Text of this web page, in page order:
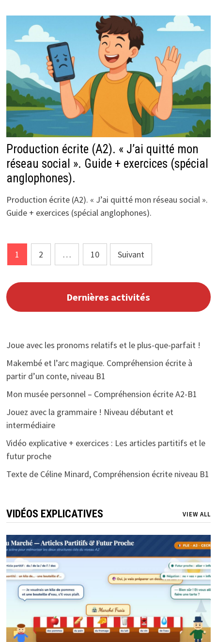
Production écrite (A2). « J’ai quitté mon
réseau social ». Guide + exercices (spécial
anglophones).
Production écrite (A2). « J’ai quitté mon réseau social ».
Guide + exercices (spécial anglophones).
Pagination
des
publications
1 2 … 10 Suivant
Dernières activités
Joue avec les pronoms relatifs et le plus-que-parfait !
Makembé et l’arc magique. Compréhension écrite à
partir d’un conte, niveau B1
Mon musée personnel – Compréhension écrite A2-B1
Jouez avec la grammaire ! Niveau débutant et
intermédiaire
Vidéo explicative + exercices : Les articles partitifs et le
futur proche
Texte de Céline Minard, Compréhension écrite niveau B1
VIDÉOS EXPLICATIVES VIEW ALL